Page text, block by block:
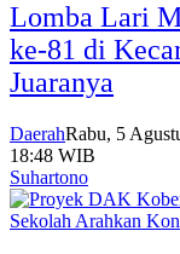
Lomba Lari
ke-81 di
Juaranya
DaerahRabu, 5
18:48 WIB
Suhartono